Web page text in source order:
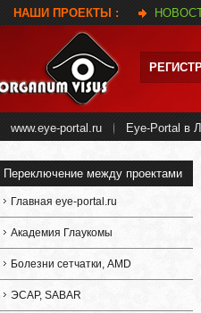
НАШИ ПРОЕКТЫ :
www.eye-portal.ru Eye-Portal в
Переключение между проектами
Главная eye-portal.ru
Академия Глаукомы
Болезни сетчатки, AMD
ЭСАР, SABAR